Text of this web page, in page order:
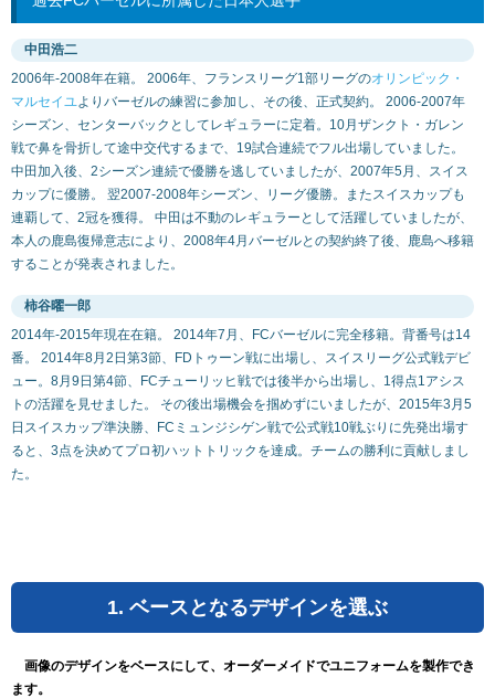
中田浩二
2006年-2008年在籍。 2006年、フランスリーグ1部リーグのオリンピック・
マルセイユよりバーゼルの練習に参加し、その後、正式契約。 2006-2007年
シーズン、センターバックとしてレギュラーに定着。10月ザンクト・ガレン
戦で鼻を骨折して途中交代するまで、19試合連続でフル出場していました。
中田加入後、2シーズン連続で優勝を逃していましたが、2007年5月、スイス
カップに優勝。 翌2007-2008年シーズン、リーグ優勝。またスイスカップも
連覇して、2冠を獲得。 中田は不動のレギュラーとして活躍していましたが、
本人の鹿島復帰意志により、2008年4月バーゼルとの契約終了後、鹿島へ移籍
することが発表されました。
柿谷曜一郎
2014年-2015年現在在籍。 2014年7月、FCバーゼルに完全移籍。背番号は14
番。 2014年8月2日第3節、FDトゥーン戦に出場し、スイスリーグ公式戦デビ
ュー。8月9日第4節、FCチューリッヒ戦では後半から出場し、1得点1アシス
トの活躍を見せました。 その後出場機会を掴めずにいましたが、2015年3月5
日スイスカップ準決勝、FCミュンジシゲン戦で公式戦10戦ぶりに先発出場す
ると、3点を決めてプロ初ハットトリックを達成。チームの勝利に貢献しまし
た。
1. ベースとなるデザインを選ぶ
画像のデザインをベースにして、オーダーメイドでユニフォームを製作でき
ます。